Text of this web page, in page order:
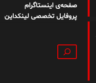
صفحه‌ی اینستاگرام
پروفایل تخصصی لینکداین
جستجو